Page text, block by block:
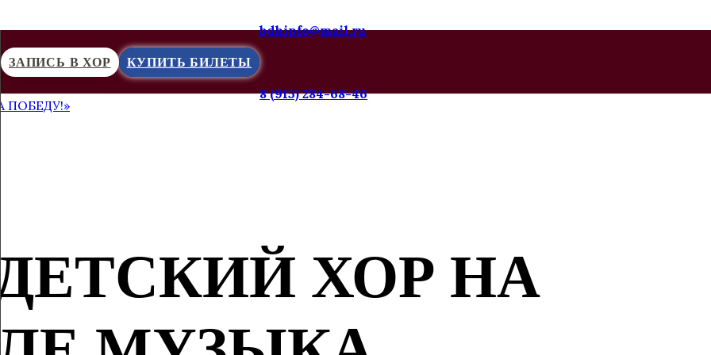
ЗАПИСЬ В ХОР КУПИТЬ БИЛЕТЫ
bdhinfo@mail.ru
8 (915) 284-68-46
ПОБЕДУ!»
ХОР НА